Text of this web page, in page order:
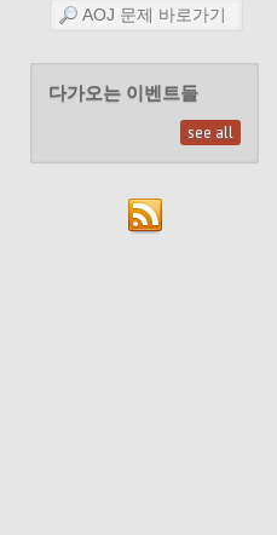
다가오는 이벤트들
see all